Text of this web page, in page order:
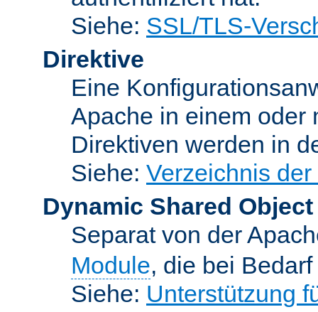
Siehe: SSL/TLS-
Direktive
Eine
Apache in einem oder
Direktiven werden in
Siehe: Verzeichnis
Dynamic Shared Object
Separat von der
Module, die bei
Siehe: Unterstützung